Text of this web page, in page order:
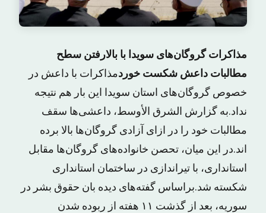
مذاکرات گروگان‌های سویدا با بالارفتن سطح
مطالبات داعش شکست خوردمذاکرات با داعش در
خصوص گروگان‌های استان سویدا این بار هم نتیجه
نداد.به گزارش الشرق الأوسط، داعشی‌ها سقف
مطالبات خود را در ازای آزادی گروگان‌ها بالا برده
اند.در این میان، تحصن خانواده‌های گروگان‌ها مقابل
استانداری، با تیراندازی در ساختمان استانداری
شکسته شد.براساس گفته‌های دیده بان حقوق بشر در
سوریه، بعد از گذشت ۱۱ هفته از ربوده شدن